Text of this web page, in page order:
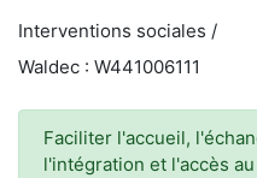
Interventions sociales /
Waldec : W441006111
Faciliter l'accueil,
l'intégration et l'accès